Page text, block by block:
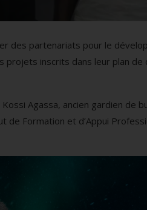
des partenariats pour le
inscrits dans leur plan de
Agassa, ancien gardien de
Formation et d’Appui